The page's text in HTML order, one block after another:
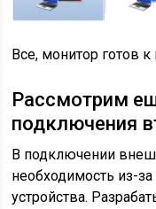
Все, монитор готов
Рассмотрим
подключения
В подключении
необходимость из-
устройства.